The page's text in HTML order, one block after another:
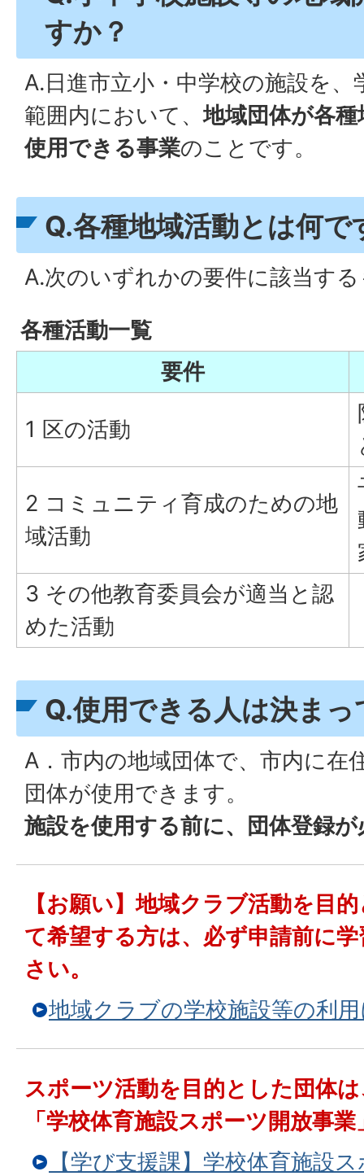
すか？
A.日進市立小・中学校の施設を
範囲内において、地域団体が各
使用できる事業のことです。
Q.各種地域活動とは何で
A.次のいずれかの要件に該当す
各種活動一覧
要件
1 区の活動
2 コミュニティ育成のための地
域活動
3 その他教育委員会が適当と認
めた活動
Q.使用できる人は決ま
A．市内の地域団体で、市内に在
団体が使用できます。
施設を使用する前に、団体登録
【お願い】地域クラブ活動を目
て希望する方は、必ず申請前に
さい。
地域クラブの学校施設等の利
スポーツ活動を目的とした団体
「学校体育施設スポーツ開放事
【学び支援課】学校体育施設